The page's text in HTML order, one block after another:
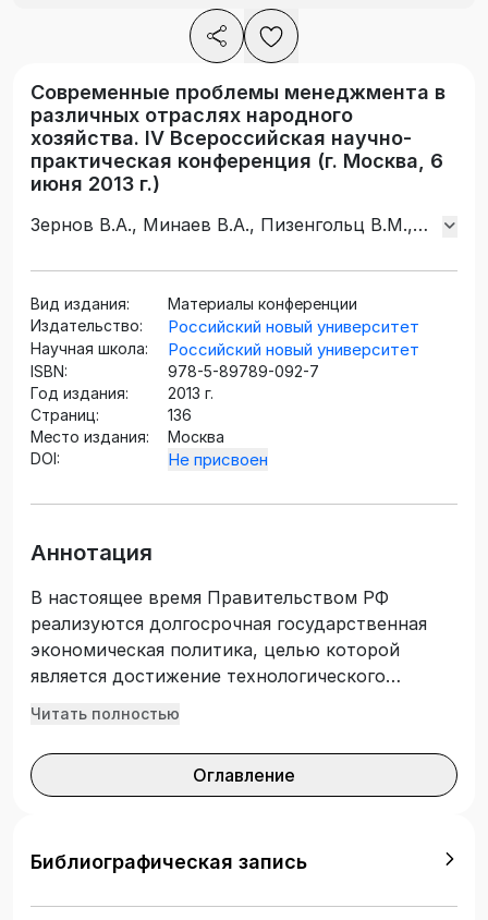
Современные проблемы менеджмента в
различных отраслях народного
хозяйства. IV Всероссийская научно-
практическая конференция (г. Москва, 6
июня 2013 г.)
Зернов В.А., Минаев В.А., Пизенгольц В.М.,
Доронин А.И.
Вид издания:
Материалы конференции
Издательство:
Российский новый университет
Научная школа: Российский новый университет
ISBN:
978-5-89789-092-7
Год издания:
2013 г.
Страниц:
136
Место издания:
Москва
DOI:
Не присвоен
Аннотация
В настоящее время Правительством РФ
реализуются долгосрочная государственная
экономическая политика, целью которой
является достижение технологического
лидерства российской экономики,
роста страны, увеличение реальных доходов
граждан.
Читать полностью
Оглавление
Библиографическая запись